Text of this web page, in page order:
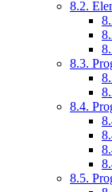
8.2.
8.3.
8.4.
8.5.